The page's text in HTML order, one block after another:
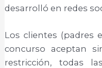
desarrolló en redes
Los clientes (padres
concurso aceptan
restricción, todas